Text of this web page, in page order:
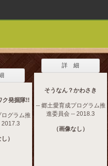
ク発掘隊!!
グラム推
2017.3
）
詳 細
そうなん？かわさき
-- 郷土愛育成プログラム推
進委員会 -- 2018.3
（画像なし）